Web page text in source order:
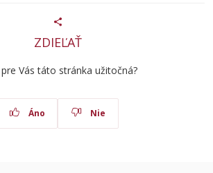
ZDIEĽAŤ
Vás táto stránka užitočná?
Áno Nie